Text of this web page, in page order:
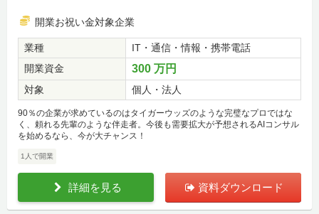
開業お祝い金対象企業
業種
IT・通信・情報・携帯電話
開業資金
300 万円
対象 個人・法人
90％の企業が求めているのはタイガーウッズのような完璧なプロではな
く、頼れる先輩のような伴走者。今後も需要拡大が予想されるAIコンサル
を始めるなら、今が大チャンス！
1人で開業
詳細を見る 資料ダウンロード